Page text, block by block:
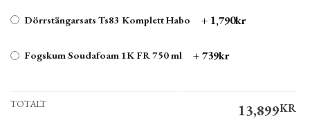
Dörrstängarsats Ts83 Komplett Habo + 1,790kr
Fogskum Soudafoam 1K FR 750 ml + 739kr
TOTALT 13,899KR